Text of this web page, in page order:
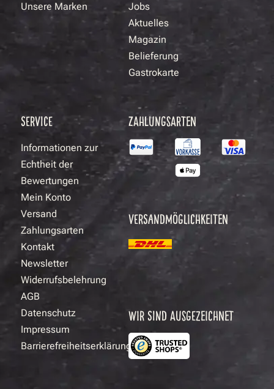
Unsere Marken
Jobs
Aktuelles
Magazin
Belieferung
Gastrokarte
SERVICE
Informationen zur
Echtheit der
Bewertungen
Mein Konto
Versand
Zahlungsarten
Kontakt
Newsletter
Widerrufsbelehrung
AGB
Datenschutz
Impressum
Barrierefreiheitserklärung
ZAHLUNGSARTEN
VERSANDMÖGLICHKEITEN
WIR SIND AUSGEZEICHNET